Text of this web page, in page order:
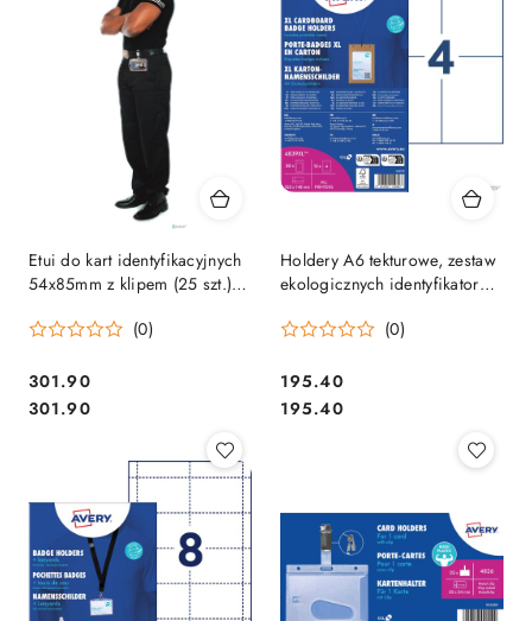
Etui do kart identyfikacyjnych
54x85mm z klipem (25 szt.)
(0)
Cena:
301.90
Cena:
301.90
Holdery A6 tekturowe, zestaw
ekologicznych identyfikatorów
50szt. etui na identyfikatory +
(0)
Cena:
195.40
Cena:
195.40